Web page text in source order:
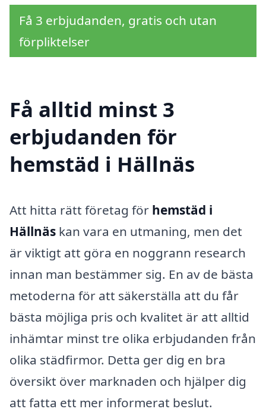
Få 3 erbjudanden, gratis och utan
förpliktelser
Få alltid minst 3
erbjudanden för
hemstäd i Hällnäs
Att hitta rätt företag för hemstäd i
Hällnäs kan vara en utmaning, men det
är viktigt att göra en noggrann research
innan man bestämmer sig. En av de bästa
metoderna för att säkerställa att du får
bästa möjliga pris och kvalitet är att alltid
inhämtar minst tre olika erbjudanden från
olika städfirmor. Detta ger dig en bra
översikt över marknaden och hjälper dig
att fatta ett mer informerat beslut.